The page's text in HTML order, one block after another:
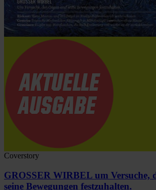
Coverstory
GROSSER WIRBEL um Versuche,
seine Bewegungen festzuhalten.